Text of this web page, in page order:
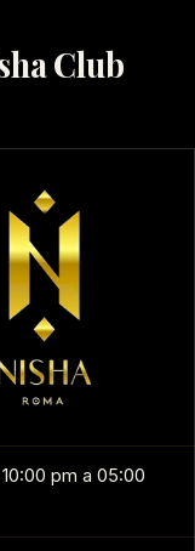
Club
pm a 05:00